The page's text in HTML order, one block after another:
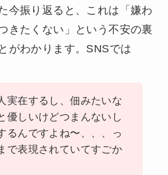
今振り返ると、これは「嫌わ
きたくない」という不安の裏
がわかります。SNSでは
実在するし、佃みたいな
優しいけどつまんないし
るんですよね〜、、、っ
で表現されていてすごか